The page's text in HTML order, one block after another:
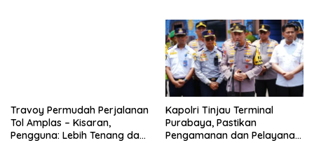
Travoy Permudah Perjalanan
Tol Amplas – Kisaran,
Pengguna: Lebih Tenang dan
Kapolri Tinjau Terminal
Purabaya, Pastikan
Pengamanan dan Pelayanan